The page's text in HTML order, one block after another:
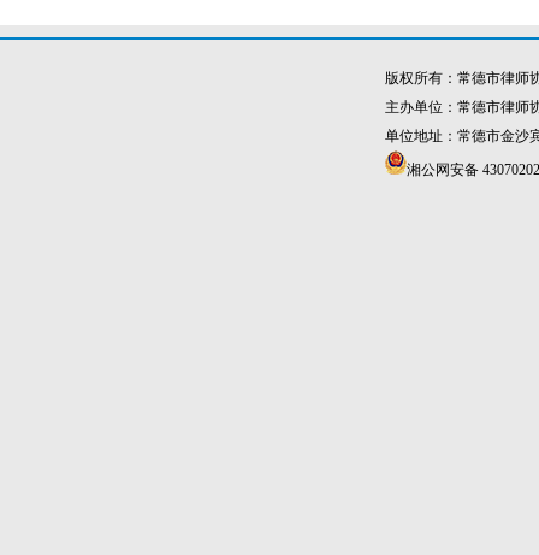
版权所有：常德市律
主办单位：常德市律
单位地址：常德市金沙
湘公网安备